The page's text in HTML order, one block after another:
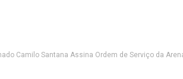
Camilo Santana Assina Ordem de Serviço da